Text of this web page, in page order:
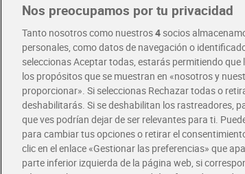
Disfruta las ventajas y ofertas exclusivas.
Descárgate la APP Dia
RECETAS · COMER MEJOR
Nos preocupamos por tu privacidad
Tanto nosotros como nuestros4socios
personales, como datos de navegación o
seleccionas Aceptar todas, estarás permitiendo
los propósitos que se muestran en «nosotros y
proporcionar». Si seleccionas Rechazar todas o
deshabilitarás. Si se deshabilitan los rastreadores,
que ves podrían dejar de ser relevantes para ti.
para cambiar tus opciones o retirar el
clic en el enlace «Gestionar las preferencias» que
parte inferior izquierda de la página web, si